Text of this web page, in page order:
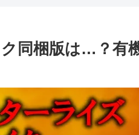
同梱版は…？有